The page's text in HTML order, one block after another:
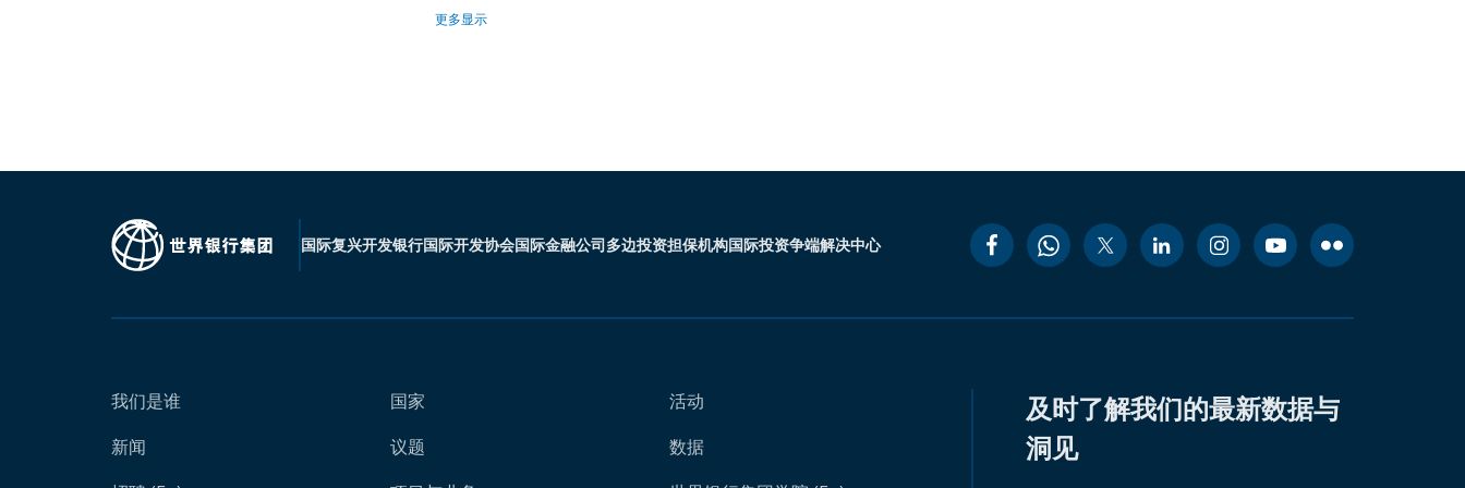
更多显示
国际复兴开发银行国际开发协会国际金融公司多边投资担保机构国际投资争端解决中心
我们是谁
新闻
国家
议题
活动
数据
及时了解我们的最新数据与
洞见